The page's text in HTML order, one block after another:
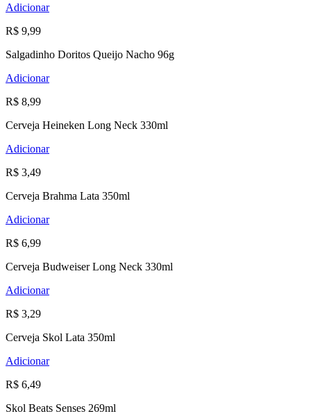
Adicionar
R$ 9,99
Salgadinho Doritos Queijo Nacho 96g
Adicionar
R$ 8,99
Cerveja Heineken Long Neck 330ml
Adicionar
R$ 3,49
Cerveja Brahma Lata 350ml
Adicionar
R$ 6,99
Cerveja Budweiser Long Neck 330ml
Adicionar
R$ 3,29
Cerveja Skol Lata 350ml
Adicionar
R$ 6,49
Skol Beats Senses 269ml